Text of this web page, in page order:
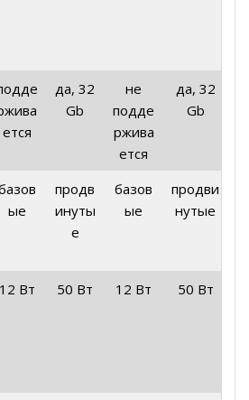
ется
да, 32
Gb
не
подде
ржива
ется
да, 32
Gb
ые
продв
инуты
е
базов
ые
продви
нутые
12 Вт 50 Вт 12 Вт 50 Вт